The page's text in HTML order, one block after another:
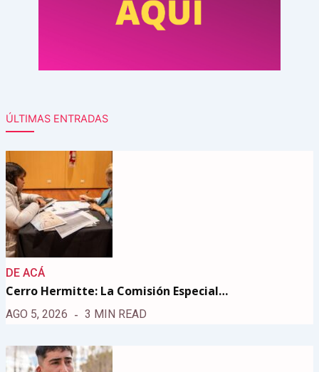
ÚLTIMAS ENTRADAS
DE ACÁ
Cerro Hermitte: La Comisión Especial…
AGO 5, 2026 3 MIN READ